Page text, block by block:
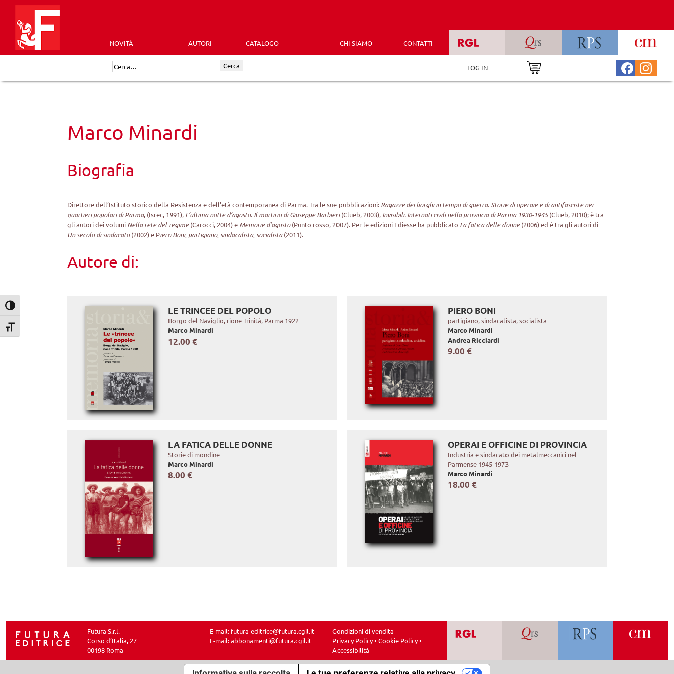
Attiva/disattiva alto contrasto
Attiva/disattiva dimensione testo
content
Futura
Editrice
NOVITÀ AUTORI CATALOGO CHI SIAMO CONTATTI
Cerca: Cerca LOG IN
Marco Minardi
Biografia
Direttore dell’Istituto storico della Resistenza e dell’età contemporanea di Parma. Tra le sue pubblicazioni: Ragazze dei borghi in tempo di guerra. Storie di operaie e di antifasciste nei
quartieri popolari di Parma, (Isrec, 1991), L’ultima notte d’agosto. Il martirio di Giuseppe Barbieri(Clueb, 2003), Invisibili. Internati civili nella provincia di Parma 1930-1945(Clueb, 2010); è tra
gli autori dei volumi Nella rete del regime(Carocci, 2004) e Memorie d’agosto(Punto rosso, 2007). Per le edizioni Ediesse ha pubblicato La fatica delle donne(2006) ed è tra gli autori di
Un secolo di sindacato(2002) e Piero Boni, partigiano, sindacalista, socialista(2011).
Autore di:
LE TRINCEE DEL POPOLO
Borgo del Naviglio, rione Trinità, Parma 1922
Marco Minardi
12.00 €
PIERO BONI
partigiano, sindacalista, socialista
Marco Minardi
Andrea Ricciardi
9.00 €
LA FATICA DELLE DONNE
Storie di mondine
Marco Minardi
8.00 €
OPERAI E OFFICINE DI PROVINCIA
Industria e sindacato dei metalmeccanici nel
Parmense 1945-1973
Marco Minardi
18.00 €
Futura S.r.l.
Corso d’Italia, 27
00198 Roma
E-mail: futura-editrice@futura.cgil.it
E-mail:abbonamenti@futura.cgil.it
Condizioni di vendita
Privacy Policy• Cookie Policy•
Accessibilità